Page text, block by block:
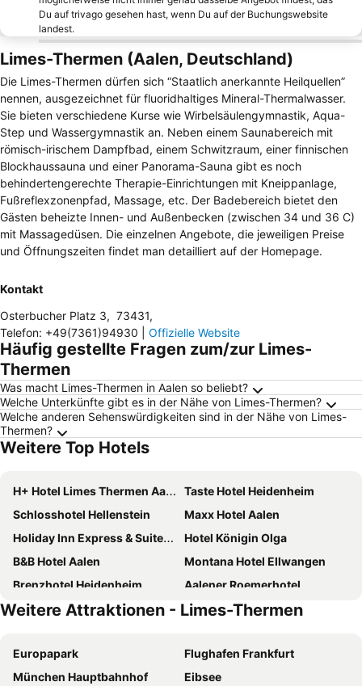
Du auf trivago gesehen hast, wenn Du auf der Buchungswebsite
landest.
Limes-Thermen (Aalen, Deutschland)
Die Limes-Thermen dürfen sich “Staatlich anerkannte Heilquellen”
nennen, ausgezeichnet für fluoridhaltiges Mineral-Thermalwasser.
Sie bieten verschiedene Kurse wie Wirbelsäulengymnastik, Aqua-
Step und Wassergymnastik an. Neben einem Saunabereich mit
römisch-irischem Dampfbad, einem Schwitzraum, einer finnischen
Blockhaussauna und einer Panorama-Sauna gibt es noch
behindertengerechte Therapie-Einrichtungen mit Kneippanlage,
Fußreflexzonenpfad, Massage, etc. Der Badebereich bietet den
Gästen beheizte Innen- und Außenbecken (zwischen 34 und 36 C)
mit Massagedüsen. Die einzelnen Angebote, die jeweiligen Preise
und Öffnungszeiten findet man detailliert auf der Homepage.
Kontakt
Osterbucher Platz 3, 73431,
Telefon: +49(7361)94930 Offizielle Website
Häufig gestellte Fragen zum/zur Limes-
Thermen
Was macht Limes-Thermen in Aalen so beliebt?
Welche Unterkünfte gibt es in der Nähe von Limes-Thermen?
Welche anderen Sehenswürdigkeiten sind in der Nähe von Limes-
Thermen?
Weitere Top Hotels
H+ Hotel Limes Thermen Aalen
Taste Hotel Heidenheim
Schlosshotel Hellenstein
Maxx Hotel Aalen
Holiday Inn Express & Suites Ellwangen by IHG
Hotel Königin Olga
B&B Hotel Aalen
Montana Hotel Ellwangen
Brenzhotel Heidenheim
Aalener Roemerhotel
ApartHotel Rose
Boutiquehotel Goldhahn Bio Sport & Wellness
ibis Styles Aalen
Design & Lifestyle Hotel Estilo
VILOTEL - Hotel & Restaurant
Hirsch - Das Ellwanger Landhotel
Weitere Attraktionen - Limes-Thermen
Europapark
Flughafen Frankfurt
München Hauptbahnhof
Eibsee